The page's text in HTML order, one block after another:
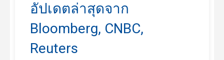
อัปเดตล่าสุดจาก
Bloomberg, CNBC,
Reuters